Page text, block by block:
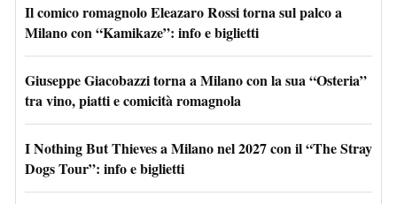
Il comico romagnolo Eleazaro Rossi torna sul palco a
Milano con “Kamikaze”: info e biglietti
Giuseppe Giacobazzi torna a Milano con la sua “Osteria”
tra vino, piatti e comicità romagnola
I Nothing But Thieves a Milano nel 2027 con il “The Stray
Dogs Tour”: info e biglietti